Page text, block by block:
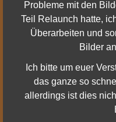
Neue Kostenlose
Erweiterungen für F2P
Spieler
Mitheithel und mehr
Europäisches
„Der Herr der Ringe
Probleme mit den
Teil Relaunch hatte,
Überarbeiten und
Bilder
Ich bitte um euer
das ganze so
allerdings ist dies